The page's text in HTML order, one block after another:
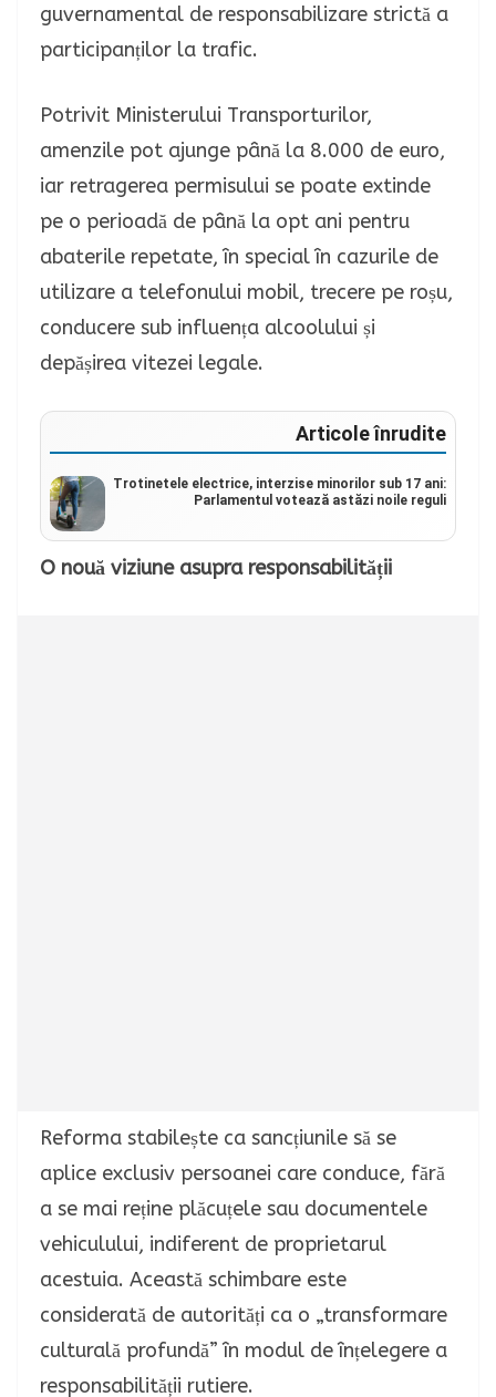
guvernamental de responsabilizare strictă a
participanților la trafic.
Potrivit Ministerului Transporturilor,
amenzile pot ajunge până la 8.000 de euro,
iar retragerea permisului se poate extinde
pe o perioadă de până la opt ani pentru
abaterile repetate, în special în cazurile de
utilizare a telefonului mobil, trecere pe roșu,
conducere sub influența alcoolului și
depășirea vitezei legale.
Articole înrudite
Trotinetele electrice, interzise minorilor sub 17 ani:
Parlamentul votează astăzi noile reguli
O nouă viziune asupra responsabilității
Reforma stabilește ca sancțiunile să se
aplice exclusiv persoanei care conduce, fără
a se mai reține plăcuțele sau documentele
vehiculului, indiferent de proprietarul
acestuia. Această schimbare este
considerată de autorități ca o „transformare
culturală profundă” în modul de înțelegere a
responsabilității rutiere.